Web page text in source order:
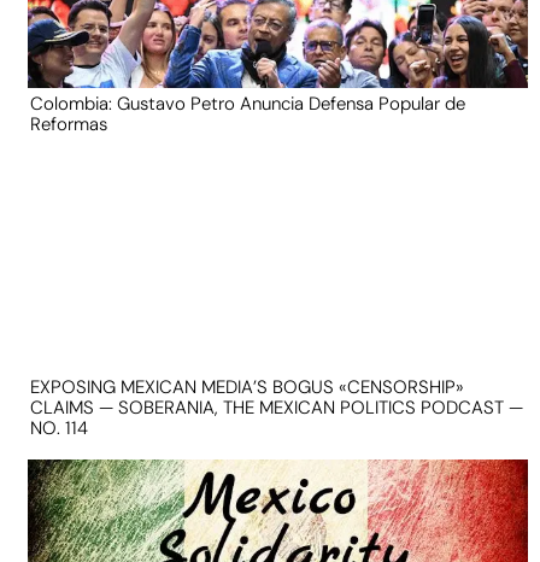
Colombia: Gustavo Petro Anuncia Defensa Popular de
Reformas
EXPOSING MEXICAN MEDIA’S BOGUS «CENSORSHIP»
CLAIMS — SOBERANIA, THE MEXICAN POLITICS PODCAST —
NO. 114